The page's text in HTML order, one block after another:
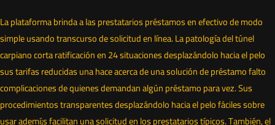
La plataforma brinda a las prestatarios préstamos en efectivo de modo
simple usando transcurso de solicitud en línea. La patologí­a del túnel
carpiano corta ratificación en 24 situaciones desplazándolo hacia el pelo
sus tarifas reducidas una hace acerca de una solución de préstamo falto
complicaciones de quienes demandan algún préstamo para vez. Sus
procedimientos transparentes desplazándolo hacia el pelo fáciles sobre
usar ademí¡s facilitan una solicitud en los prestatarios tí­picos. También, el